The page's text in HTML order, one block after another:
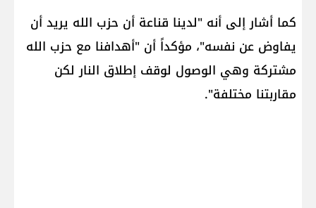
كما أشار إلى أنه "لدينا قناعة أن حزب الله يريد أن
يفاوض عن نفسه"، مؤكداً أن "أهدافنا مع حزب الله
مشتركة وهي الوصول لوقف إطلاق النار لكن
مقاربتنا مختلفة".